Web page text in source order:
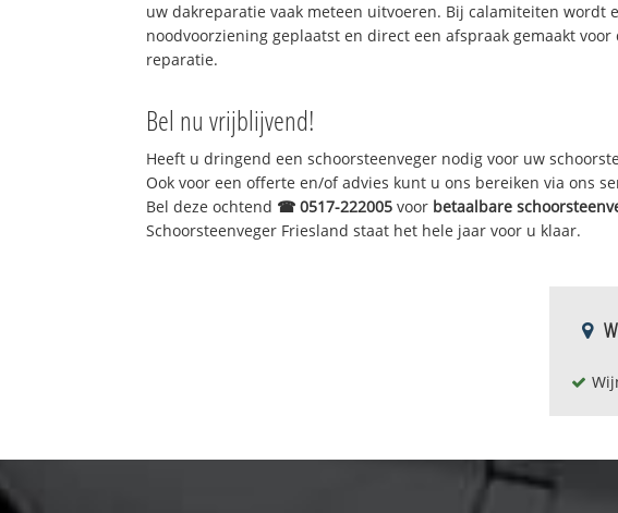
uw dakreparatie vaak meteen uitvoeren. Bij calamiteiten wordt
noodvoorziening geplaatst en direct een afspraak gemaakt voor
reparatie.
Bel nu vrijblijvend!
Heeft u dringend een schoorsteenveger nodig voor uw
Ook voor een offerte en/of advies kunt u ons bereiken via ons
Bel deze ochtend ☎0517-222005 voor betaalbare
Schoorsteenveger Friesland staat het hele jaar voor u klaar.